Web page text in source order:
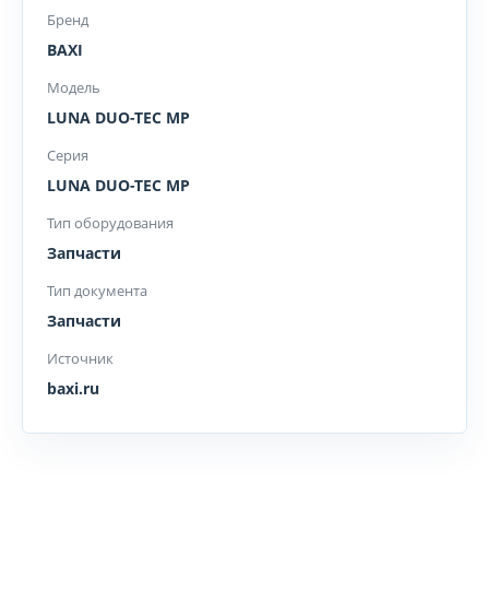
Бренд
BAXI
Модель
LUNA DUO-TEC MP
Серия
LUNA DUO-TEC MP
Тип оборудования
Запчасти
Тип документа
Запчасти
Источник
baxi.ru